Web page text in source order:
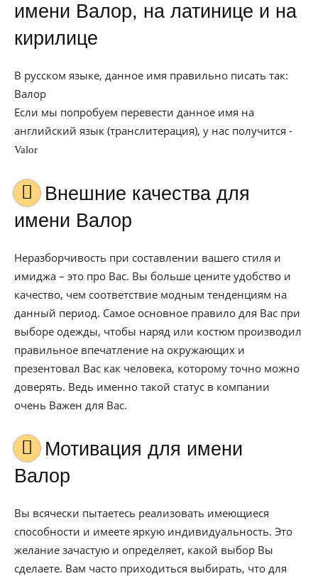
имени Валор, на латинице и на
кирилице
В русском языке, данное имя правильно писать так:
Валор
Если мы попробуем перевести данное имя на
английский язык (транслитерация), у нас получится -
Valor
Внешние качества для
имени Валор
Неразборчивость при составлении вашего стиля и
имиджа – это про Вас. Вы больше цените удобство и
качество, чем соответствие модным тенденциям на
данный период. Самое основное правило для Вас при
выборе одежды, чтобы наряд или костюм производил
правильное впечатление на окружающих и
презентовал Вас как человека, которому точно можно
доверять. Ведь именно такой статус в компании
очень Важен для Вас.
Мотивация для имени
Валор
Вы всячески пытаетесь реализовать имеющиеся
способности и имеете яркую индивидуальность. Это
желание зачастую и определяет, какой выбор Вы
сделаете. Вам часто приходиться выбирать, что для